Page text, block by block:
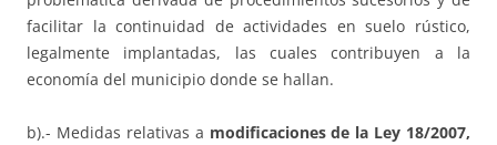
facilitar la continuidad de actividades en suelo rústico,
legalmente implantadas, las cuales contribuyen a la
economía del municipio donde se hallan.
b).- Medidas relativas a modificaciones de la Ley 18/2007,